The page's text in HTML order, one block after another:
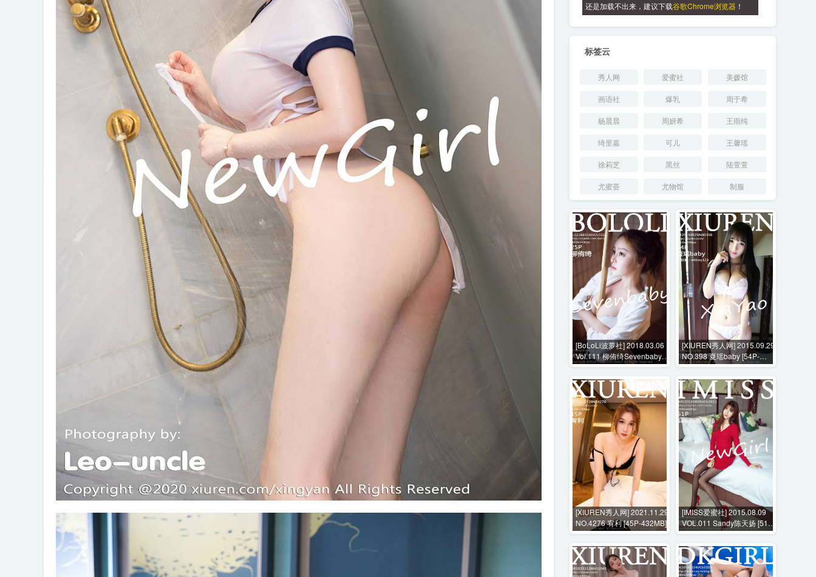
还是加载不出来，建议下载谷歌Chrome浏览器 ！
标签云
秀人网 爱蜜社 美媛馆
画语社 爆乳 周于希
杨晨晨 周妍希 王雨纯
绮里嘉 可儿 王馨瑶
徐莉芝 黑丝 陆萱萱
尤蜜荟 尤物馆 制服
[BoLoLi波萝社] 2018.03.06
Vol.111 柳侑绮Sevenbaby
[25P-135MB]
[XIUREN秀人网] 2015.09.29
NO.398 夏瑶baby [54P-
254MB]
[XIUREN秀人网] 2021.11.29
NO.4276 宥利 [45P-432MB]
[IMISS爱蜜社] 2015.08.09
VOL.011 Sandy陈天扬 [51P-
146MB]